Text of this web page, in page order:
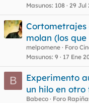
Masunos 108 29 Jul
Cortometrajes
molan (los
melpomene
Foro
Masunos 9 17 Ene
B
Experimento
un hilo en otro
Babeco
Foro